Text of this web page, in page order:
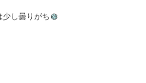
少し曇りがち